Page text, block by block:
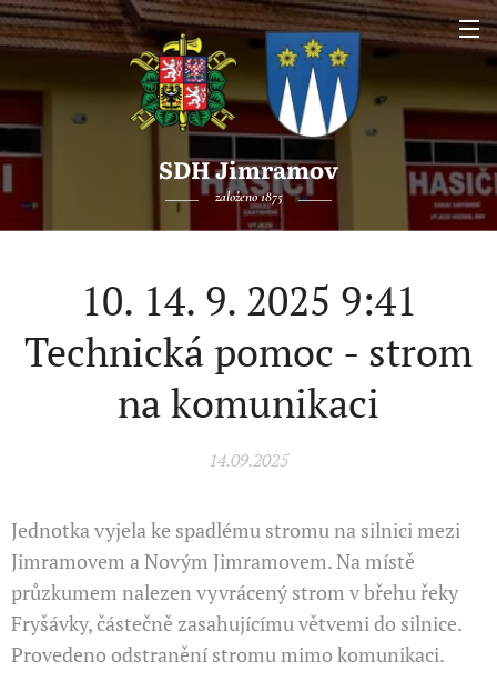
SDH Jimramov
založeno 1875
10. 14. 9. 2025 9:41
Technická pomoc - strom
na komunikaci
14.09.2025
Jednotka vyjela ke spadlému stromu na silnici mezi
Jimramovem a Novým Jimramovem. Na místě
průzkumem nalezen vyvrácený strom v břehu řeky
Fryšávky, částečně zasahujícímu větvemi do silnice.
Provedeno odstranění stromu mimo komunikaci.